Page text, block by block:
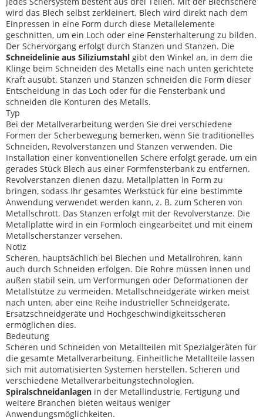
wird das Blech selbst zerkleinert. Blech wird direkt nach dem
Einpressen in eine Form durch diese Metallelemente
geschnitten, um ein Loch oder eine Fensterhalterung zu bilden.
Der Schervorgang erfolgt durch Stanzen und Stanzen. Die
Schneidelinie aus Siliziumstahl gibt den Winkel an, in dem die
Klinge beim Schneiden des Metalls eine nach unten gerichtete
Kraft ausübt. Stanzen und Stanzen schneiden die Form dieser
Entscheidung in das Loch oder für die Fensterbank und
schneiden die Konturen des Metalls.
Typ
Bei der Metallverarbeitung werden Sie drei verschiedene
Formen der Scherbewegung bemerken, wenn Sie traditionelles
Schneiden, Revolverstanzen und Stanzen verwenden. Die
Installation einer konventionellen Schere erfolgt gerade, um ein
gerades Stück Blech aus einer Formfensterbank zu entfernen.
Revolverstanzen dienen dazu, Metallplatten in Form zu
bringen, sodass Ihr gesamtes Werkstück für eine bestimmte
Anwendung verwendet werden kann, z. B. zum Scheren von
Metallschrott. Das Stanzen erfolgt mit der Revolverstanze. Die
Metallplatte wird in ein Formloch eingearbeitet und mit einem
Metallscherstanzer versehen.
Notiz
Scheren, hauptsächlich bei Blechen und Metallrohren, kann
auch durch Schneiden erfolgen. Die Rohre müssen innen und
außen stabil sein, um Verformungen oder Deformationen der
Metallstütze zu vermeiden. Metallschneidgeräte wirken meist
nach unten, aber eine Reihe industrieller Schneidgeräte,
Ersatzschneidgeräte und Hochgeschwindigkeitsscheren
ermöglichen dies.
Bedeutung
Scheren und Schneiden von Metallteilen mit Spezialgeräten für
die gesamte Metallverarbeitung. Einheitliche Metallteile lassen
sich mit automatisierten Systemen herstellen. Scheren und
verschiedene Metallverarbeitungstechnologien,
Spiralschneidanlagen in der Metallindustrie, Fertigung und
weitere Branchen bieten weitaus weniger
Anwendungsmöglichkeiten.